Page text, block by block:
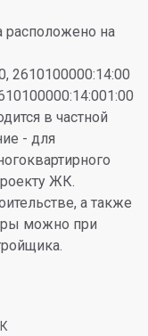
расположено на
2610100000:14:00
в частной
- для
ЖК.
а также
можно при